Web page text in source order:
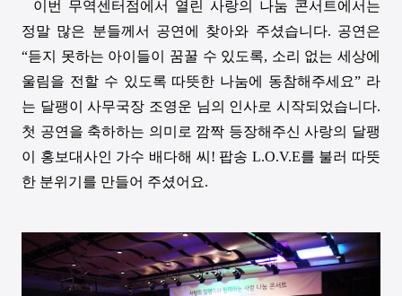
이번 무역센터점에서 열린 사랑의 나눔 콘서트에서는
정말 많은 분들께서 공연에 찾아와 주셨습니다. 공연은
“듣지 못하는 아이들이 꿈꿀 수 있도록, 소리 없는 세상에
울림을 전할 수 있도록 따뜻한 나눔에 동참해주세요” 라
는 달팽이 사무국장 조영운 님의 인사로 시작되었습니다.
첫 공연을 축하하는 의미로 깜짝 등장해주신 사랑의 달팽
이 홍보대사인 가수 배다해 씨 ! 팝송 L.O.V.E를 불러 따뜻
한 분위기를 만들어 주셨어요.